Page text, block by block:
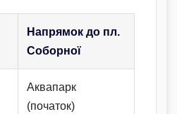
Напрямок до пл.
Соборної
Аквапарк
(початок)